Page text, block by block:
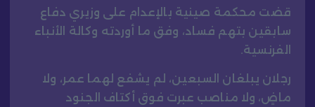
قضت محكمة صينية بالإعدام على وزيري دفاع
سابقين بتهم فساد، وفق ما أوردته وكالة الأنباء
الفرنسية.
رجلان يبلغان السبعين، لم يشفع لهما عمر، ولا
ماضٍ، ولا مناصب عبرت فوق أكتاف الجنود